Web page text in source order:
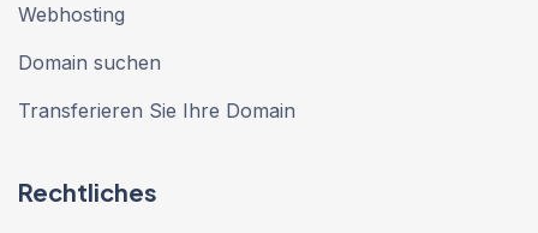
Webhosting
Domain suchen
Transferieren Sie Ihre Domain
Rechtliches